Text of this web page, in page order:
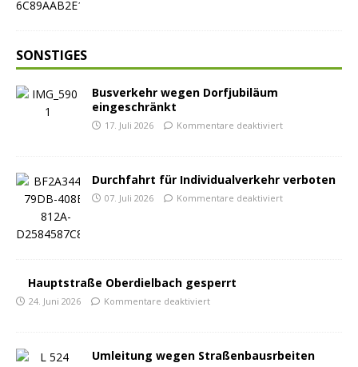
SONSTIGES
Busverkehr wegen Dorfjubiläum
eingeschränkt
17. Juli 2026 Kommentare deaktiviert
Durchfahrt für Individualverkehr verboten
07. Juli 2026 Kommentare deaktiviert
Hauptstraße Oberdielbach gesperrt
24. Juni 2026 Kommentare deaktiviert
Umleitung wegen Straßenbausrbeiten